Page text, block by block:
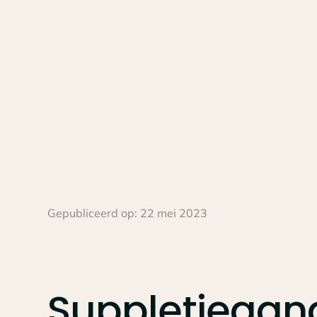
Gepubliceerd op: 22 mei 2023